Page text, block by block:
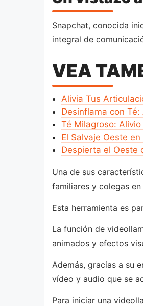
Snapchat, conocida
integral de
VEA
Alivia Tus
Desinflama con
Té Milagroso:
El Salvaje Oeste
Despierta el Oeste
Una de sus
familiares y colegas
Esta herramienta es
La función de
animados y efectos
Además, gracias a su
vídeo y audio que se
Para iniciar una